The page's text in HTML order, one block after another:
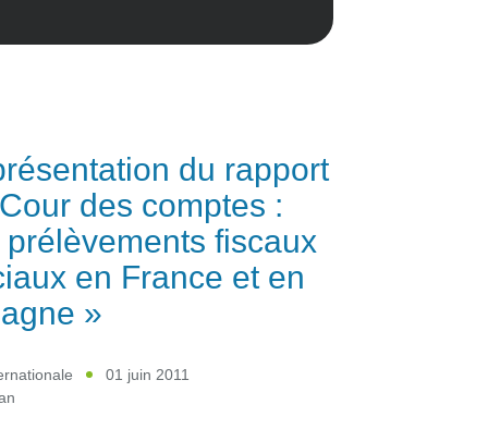
du rapport
des comptes :
fiscaux
en France et en
»
01 juin 2011